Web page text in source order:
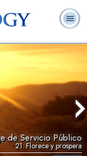
frecuentes
de Servicio Público
21. Florece y prospera